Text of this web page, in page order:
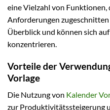
eine Vielzahl von
Anforderungen zugeschnitten
Überblick und können sich
konzentrieren.
Vorteile der
Vorlage
Die Nutzung von Kalender
zur Produktivitätssteigerung